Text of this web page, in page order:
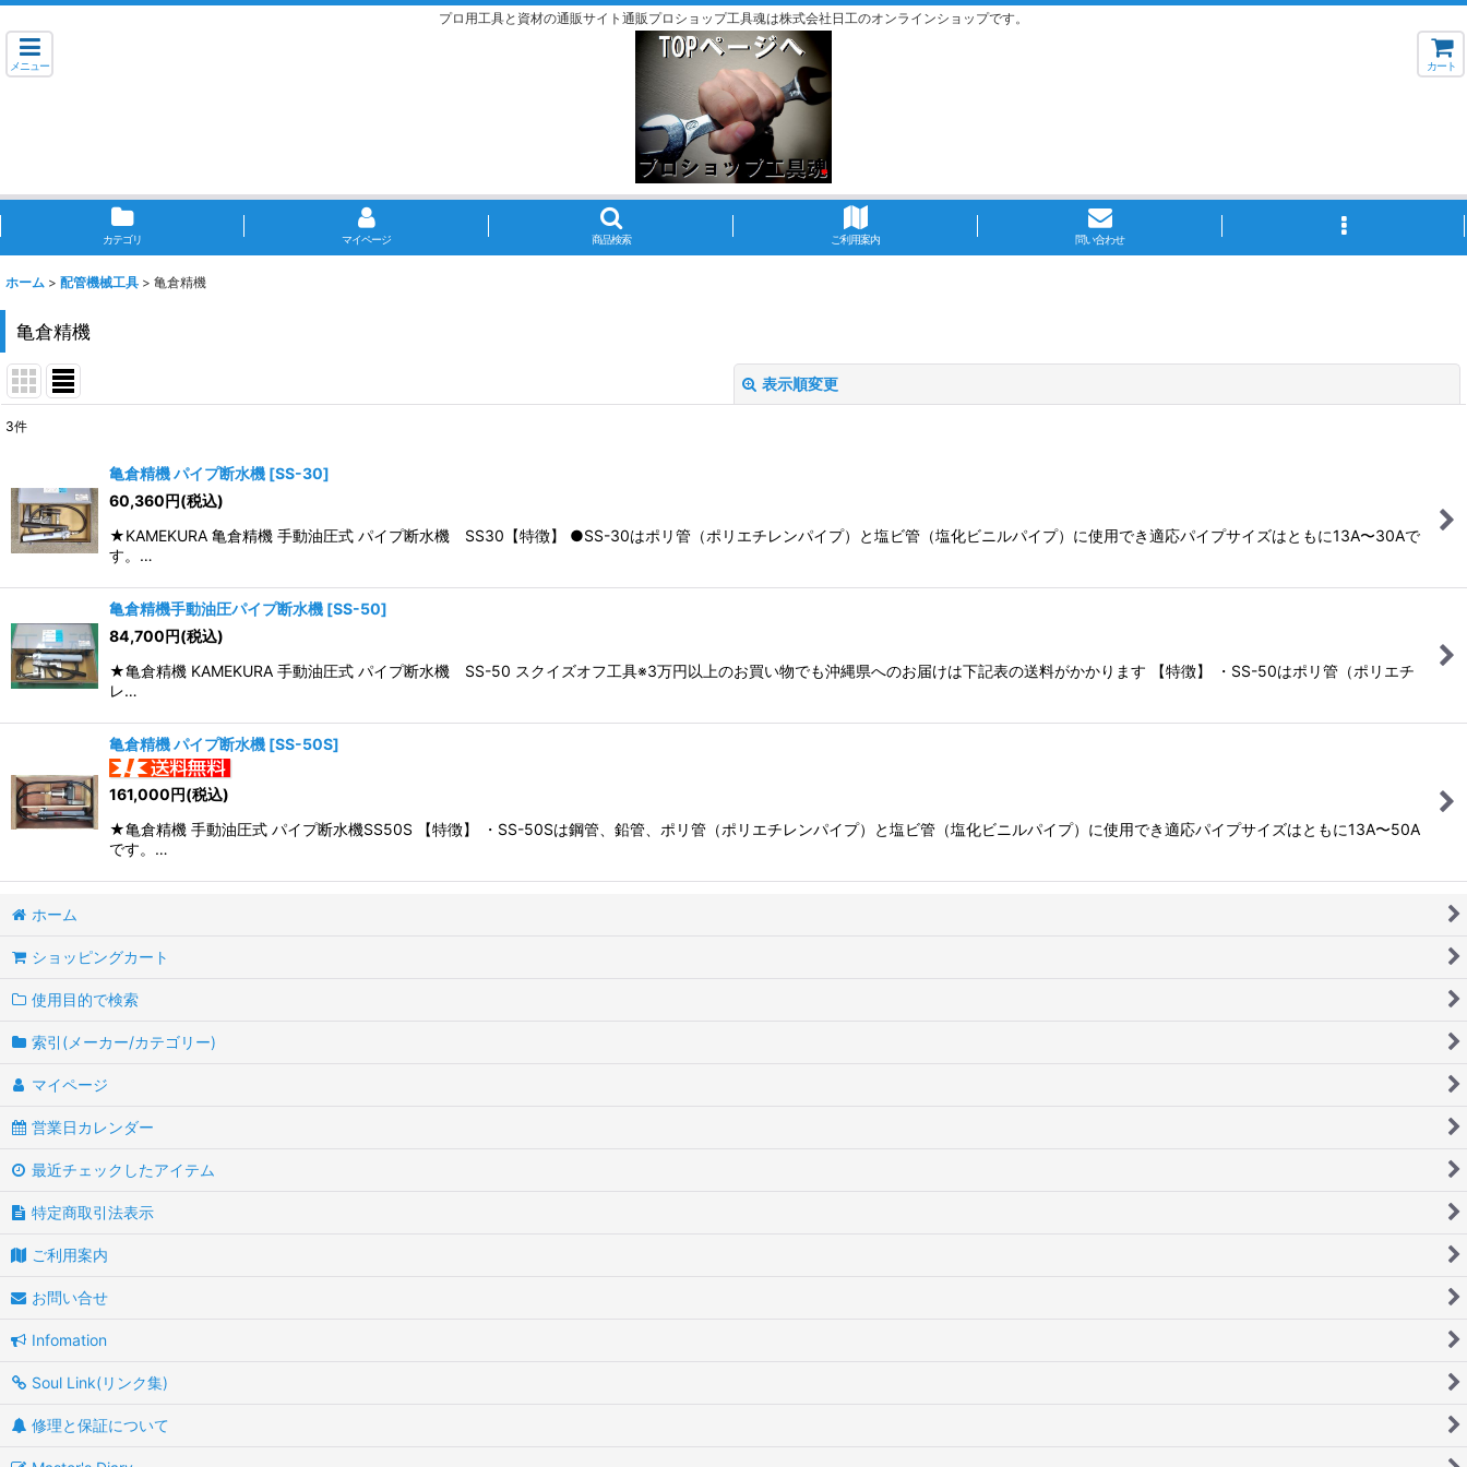
プロ用工具と資材の通販サイト通販プロショップ工具魂は株式会社日工のオンラインショップです。
メニュー カート
カテゴリ マイページ 商品検索 ご利用案内 問い合わせ
ホーム > 配管機械工具 > 亀倉精機
亀倉精機
表示順変更
並び順:
3件
亀倉精機 パイプ断水機 [SS-30]
60,360円(税込)
★KAMEKURA 亀倉精機 手動油圧式 パイプ断水機 SS30【特徴】 ●SS-30はポリ管（ポリエチレンパイプ）と塩ビ管（塩化ビニルパイプ）に使用でき適応パイプサイズはともに13A〜30Aで
す。…
亀倉精機手動油圧パイプ断水機 [SS-50]
84,700円(税込)
★亀倉精機 KAMEKURA 手動油圧式 パイプ断水機 SS-50 スクイズオフ工具※3万円以上のお買い物でも沖縄県へのお届けは下記表の送料がかかります 【特徴】 ・SS-50はポリ管（ポリエチ
レ…
亀倉精機 パイプ断水機 [SS-50S]
161,000円(税込)
★亀倉精機 手動油圧式 パイプ断水機SS50S 【特徴】 ・SS-50Sは鋼管、鉛管、ポリ管（ポリエチレンパイプ）と塩ビ管（塩化ビニルパイプ）に使用でき適応パイプサイズはともに13A〜50A
です。…
ホーム
ショッピングカート
使用目的で検索
索引(メーカー/カテゴリー)
マイページ
営業日カレンダー
最近チェックしたアイテム
特定商取引法表示
ご利用案内
お問い合せ
Infomation
Soul Link(リンク集)
修理と保証について